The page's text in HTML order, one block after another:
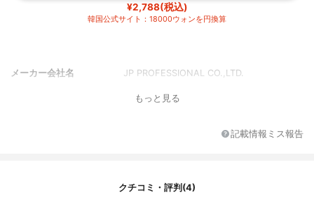
¥2,788(税込)
韓国公式サイト：18000ウォンを円換算
メーカー会社名 JP PROFESSIONAL CO.,LTD.
もっと見る
記載情報ミス報告
クチコミ・評判(4)